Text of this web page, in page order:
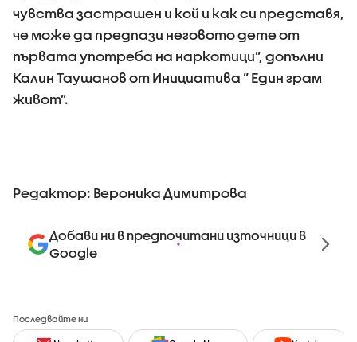
чувства застрашен и кой и как си представя,
че може да предпази неговото дете от
първата употреба на наркотици”, допълни
Калин Таушанов от Инициатива ” Един грам
живот”.
Редактор: Вероника Димитрова
Добави ни в предпочитани източници в
Google
Последвайте ни